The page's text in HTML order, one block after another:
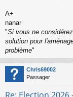
n
u
A+
nanar
"Si vous ne
solution pour
problème"
Chris69002
Passager